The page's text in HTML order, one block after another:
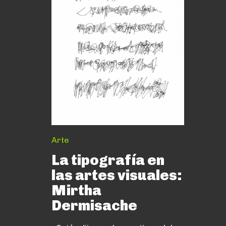
Arte
La tipografía en
las artes visuales:
Mirtha
Dermisache